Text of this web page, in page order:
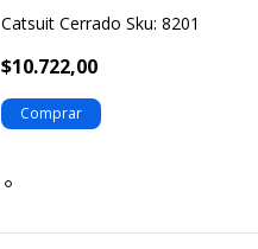
Catsuit Cerrado Sku: 8201
$10.722,00